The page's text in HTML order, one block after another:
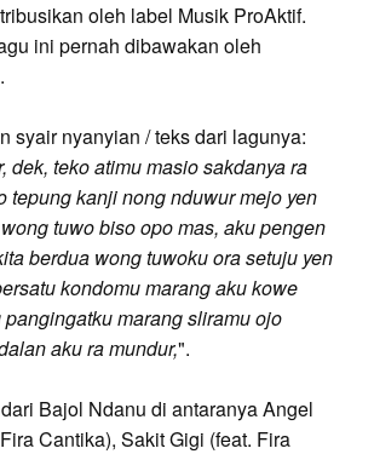
oleh label Musik ProAktif.
ini pernah dibawakan oleh
syair nyanyian / teks dari lagunya:
dek, teko atimu masio sakdanya ra
tepung kanji nong nduwur mejo yen
tuwo biso opo mas, aku pengen
berdua wong tuwoku ora setuju yen
kondomu marang aku kowe
marang sliramu ojo
aku ra mundur,".
Bajol Ndanu di antaranya Angel
Cantika), Sakit Gigi (feat. Fira